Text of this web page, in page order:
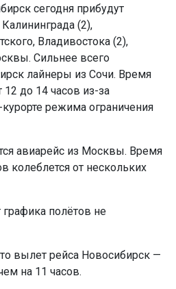
сегодня прибудут
(2),
Владивостока (2),
Сильнее всего
лайнеры из Сочи. Время
12 до 14 часов из-за
режима ограничения
авиарейс из Москвы. Время
колеблется от нескольких
полётов не
вылет рейса Новосибирск —
на 11 часов.